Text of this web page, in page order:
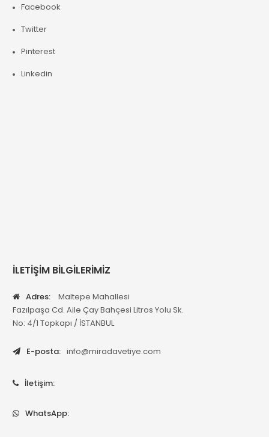
Facebook
Twitter
Pinterest
Linkedin
İLETİŞİM BİLGİLERİMİZ
Adres:
Maltepe Mahallesi
Fazılpaşa Cd. Aile Çay Bahçesi Litros Yolu Sk.
No: 4/1 Topkapı / İSTANBUL
E-posta: info@miradavetiye.com
İletişim:
WhatsApp: